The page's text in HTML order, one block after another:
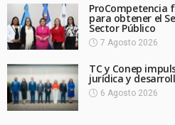
ProCompetencia
para obtener el
Sector Público
7 Agosto 2026
TC y Conep
jurídica y
6 Agosto 2026